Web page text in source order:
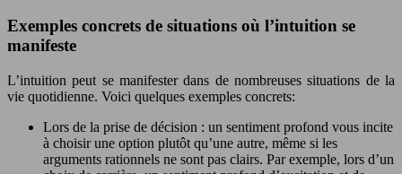
Exemples concrets de situations où l’intuition se
manifeste
L’intuition peut se manifester dans de nombreuses situations de la
vie quotidienne. Voici quelques exemples concrets:
Lors de la prise de décision : un sentiment profond vous incite
à choisir une option plutôt qu’une autre, même si les
arguments rationnels ne sont pas clairs. Par exemple, lors d’un